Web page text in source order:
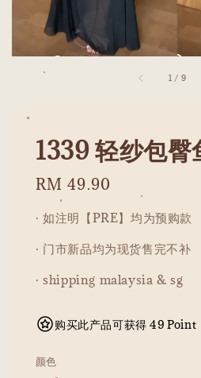
1 / 9
1339 轻纱包
Regular
price
RM 49.90
· 如注明【PRE】均为预购款
· 门市新品均为现货售完不补
· shipping malaysia & sg
购买此产品可获得 49 Point
颜色